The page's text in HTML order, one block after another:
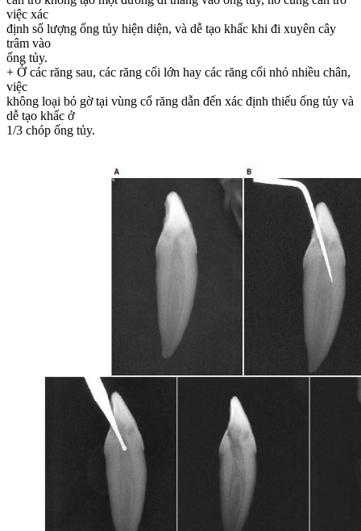
việc xác
định số lượng ống tủy hiện diện, và dễ tạo khấc khi đi xuyên cây
trâm vào
ống tủy.
+ Ở các răng sau, các răng cối lớn hay các răng cối nhỏ nhiều chân,
việc
không loại bỏ gờ tại vùng cổ răng dẫn đến xác định thiếu ống tủy và
dễ tạo khấc ở
1/3 chóp ống tủy.